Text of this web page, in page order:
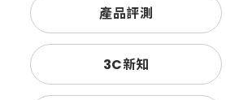
產品評測
3C新知